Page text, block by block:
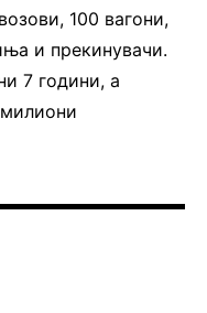
100 вагони,
и прекинувачи.
7 години, а
милиони